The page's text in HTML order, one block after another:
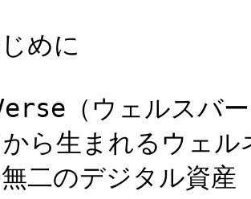
めに
（ウェルスバー
から生まれるウェ
二のデジタル資